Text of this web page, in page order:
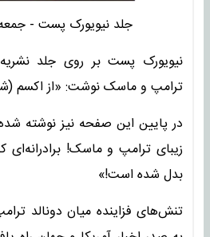
جلد نیویورک پست - جمعه ۶ ژوئن
نیویورک پست بر روی جلد
ترامپ و ماسک نوشت: «از اکسم
در پایین این صفحه نیز نوشته
زیبای ترامپ و ماسک!
بدل شده است!»
تنش‌های فزاینده میان دونالد